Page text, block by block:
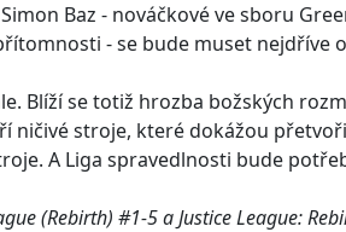
Baz - nováčkové ve sboru
- se bude muset nejdříve
Blíží se totiž hrozba božských
ničivé stroje, které dokážou
A Liga spravedlnosti bude
(Rebirth) #1-5 a Justice League: